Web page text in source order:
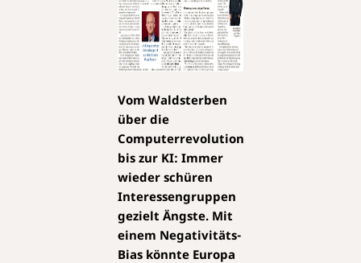
Vom Waldsterben
über die
Computerrevolution
bis zur KI: Immer
wieder schüren
Interessengruppen
gezielt Ängste. Mit
einem Negativitäts-
Bias könnte Europa